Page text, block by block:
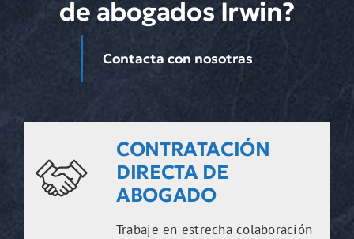
de abogados Irwin?
Contacta con nosotras
CONTRATACIÓN
DIRECTA DE
ABOGADO
Trabaje en estrecha colaboración